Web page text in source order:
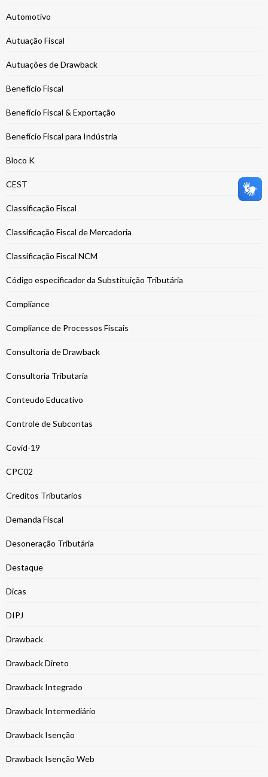
Automotivo
Autuação Fiscal
Autuações de Drawback
Benefício Fiscal
Benefício Fiscal & Exportação
Benefício Fiscal para Indústria
Bloco K
CEST
Classificação Fiscal
Classificação Fiscal de Mercadoria
Classificação Fiscal NCM
Código especificador da Substituição Tributária
Compliance
Compliance de Processos Fiscais
Consultoria de Drawback
Consultoria Tributaria
Conteudo Educativo
Controle de Subcontas
Covid-19
CPC02
Creditos Tributarios
Demanda Fiscal
Desoneração Tributária
Destaque
Dicas
DIPJ
Drawback
Drawback Direto
Drawback Integrado
Drawback Intermediário
Drawback Isenção
Drawback Isenção Web